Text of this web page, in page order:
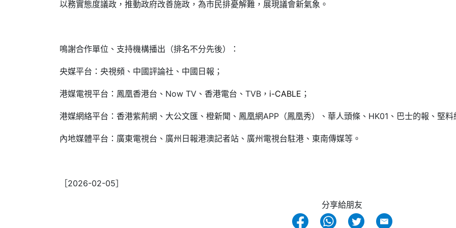
以務實態度議政，推動政府改善施政，為市民排憂解難，展現議會新氣象。
鳴謝合作單位、支持機構播出（排名不分先後）：
央媒平台：央視頻、中國評論社、中國日報；
港媒電視平台：鳳凰香港台、Now TV、香港電台、TVB， i-CABLE ；
港媒網絡平台：香港紫荊網、大公文匯、橙新聞、鳳凰網APP（鳳凰秀）、華人頭條、HK01、巴士的報、堅
內地媒體平台：廣東電視台、廣州日報港澳記者站、廣州電視台駐港、東南傳媒等。
［2026-02-05］
分享給朋友